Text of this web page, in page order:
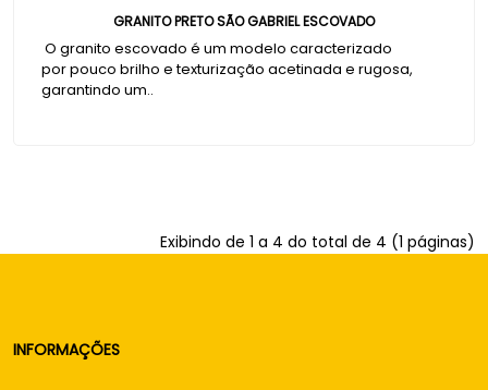
GRANITO PRETO SÃO GABRIEL ESCOVADO
O granito escovado é um modelo caracterizado
por pouco brilho e texturização acetinada e rugosa,
garantindo um..
Exibindo de 1 a 4 do total de 4 (1 páginas)
INFORMAÇÕES